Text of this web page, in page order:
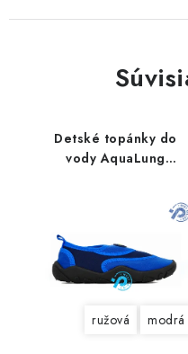
Detské topánky do
vody AquaLung
ružová modrá